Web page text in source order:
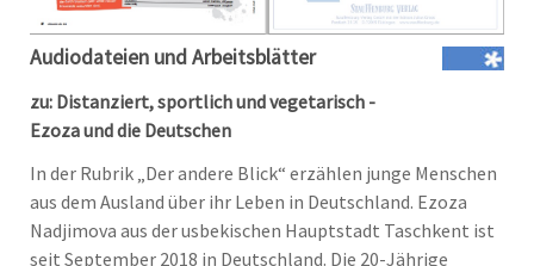
Audiodateien und Arbeitsblätter
zu: Distanziert, sportlich und vegetarisch -
Ezoza und die Deutschen
In der Rubrik „Der andere Blick“ erzählen junge Menschen
aus dem Ausland über ihr Leben in Deutschland. Ezoza
Nadjimova aus der usbekischen Hauptstadt Taschkent ist
seit September 2018 in Deutschland. Die 20-Jährige